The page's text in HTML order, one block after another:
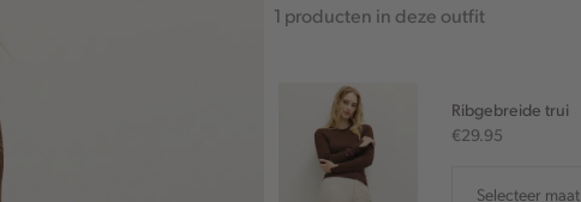
1 producten in deze outfit
Ribgebreide trui
€29.95
Selecteer maat